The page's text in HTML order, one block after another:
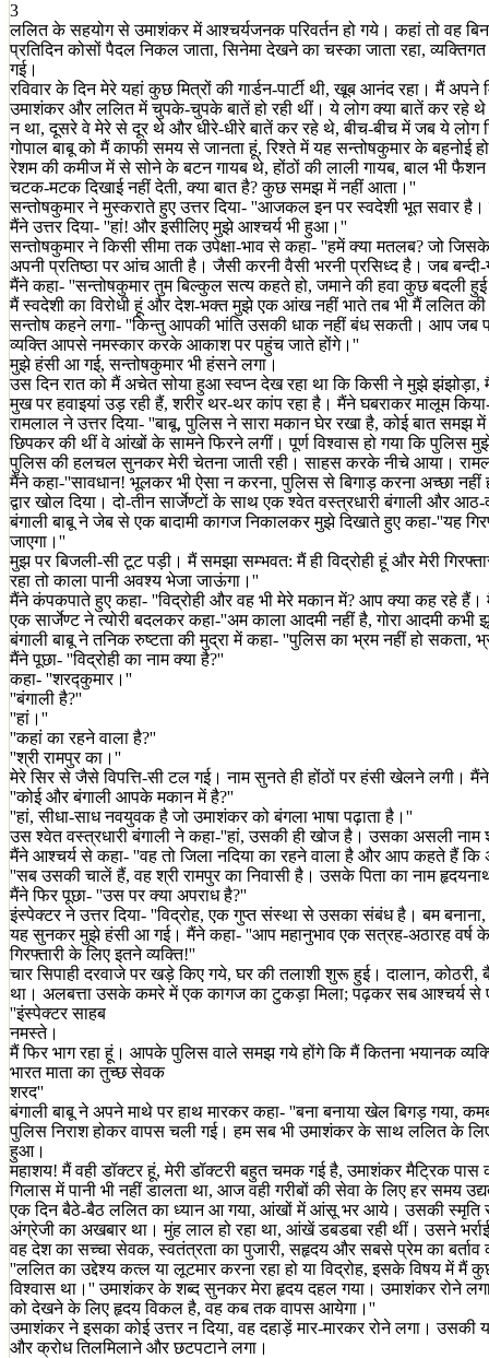
3
ललित के सहयोग से उमाशंकर में आश्चर्यजनक परिवर्तन हो गये। कहां तो वह
प्रतिदिन कोसों पैदल निकल जाता, सिनेमा देखने का चस्का जाता रहा,
गई।
रविवार के दिन मेरे यहां कुछ मित्रों की गार्डन-पार्टी थी, खूब आनंद रहा। मैं
उमाशंकर और ललित में चुपके-चुपके बातें हो रही थीं। ये लोग क्या बातें कर रहे
न था, दूसरे वे मेरे से दूर थे और धीरे-धीरे बातें कर रहे थे, बीच-बीच में जब ये
गोपाल बाबू को मैं काफी समय से जानता हूं, रिश्ते में यह सन्तोषकुमार के
रेशम की कमीज में से सोने के बटन गायब थे, होंठों की लाली गायब, बाल भी
चटक-मटक दिखाई नहीं देती, क्या बात है? कुछ समझ में नहीं आता।''
सन्तोषकुमार ने मुस्कराते हुए उत्तर दिया- ''आजकल इन पर स्वदेशी भूत सवार
मैंने उत्तर दिया- ''हां! और इसीलिए मुझे आश्चर्य भी हुआ।''
सन्तोषकुमार ने किसी सीमा तक उपेक्षा-भाव से कहा- ''हमें क्या मतलब? जो
अपनी प्रतिष्ठा पर आंच आती है। जैसी करनी वैसी भरनी प्रसिध्द है। जब
मैंने कहा- ''सन्तोषकुमार तुम बिल्कुल सत्य कहते हो, जमाने की हवा कुछ बदली
मैं स्वदेशी का विरोधी हूं और देश-भक्त मुझे एक आंख नहीं भाते तब भी मैं ललित
सन्तोष कहने लगा- ''किन्तु आपकी भांति उसकी धाक नहीं बंध सकती। आप जब
व्यक्ति आपसे नमस्कार करके आकाश पर पहुंच जाते होंगे।''
मुझे हंसी आ गई, सन्तोषकुमार भी हंसने लगा।
उस दिन रात को मैं अचेत सोया हुआ स्वप्न देख रहा था कि किसी ने मुझे
मुख पर हवाइयां उड़ रही हैं, शरीर थर-थर कांप रहा है। मैंने घबराकर मालूम
रामलाल ने उत्तर दिया- ''बाबू, पुलिस ने सारा मकान घेर रखा है, कोई बात
छिपकर की थीं वे आंखों के सामने फिरने लगीं। पूर्ण विश्वास हो गया कि पुलिस
पुलिस की हलचल सुनकर मेरी चेतना जाती रही। साहस करके नीचे आया।
मैंने कहा-''सावधान! भूलकर भी ऐसा न करना, पुलिस से बिगाड़ करना अच्छा नहीं
द्वार खोल दिया। दो-तीन सार्जेण्टों के साथ एक श्वेत वस्त्रधारी बंगाली और
बंगाली बाबू ने जेब से एक बादामी कागज निकालकर मुझे दिखाते हुए कहा-''यह
जाएगा।''
मुझ पर बिजली-सी टूट पड़ी। मैं समझा सम्भवत: मैं ही विद्रोही हूं और मेरी
रहा तो काला पानी अवश्य भेजा जाऊंगा।''
मैंने कंपकपाते हुए कहा- ''विद्रोही और वह भी मेरे मकान में? आप क्या कह रहे हैं।
एक सार्जेण्ट ने त्योरी बदलकर कहा-''अम काला आदमी नहीं है, गोरा आदमी
बंगाली बाबू ने तनिक रुष्टता की मुद्रा में कहा- ''पुलिस का भ्रम नहीं हो सकता,
मैंने पूछा- ''विद्रोही का नाम क्या है?''
कहा- ''शरद्कुमार।''
''बंगाली है?''
''हां।''
''कहां का रहने वाला है?''
''श्री रामपुर का।''
मेरे सिर से जैसे विपत्ति-सी टल गई। नाम सुनते ही होंठों पर हंसी खेलने लगी।
''कोई और बंगाली आपके मकान में है?''
''हां, सीधा-साध नवयुवक है जो उमाशंकर को बंगला भाषा पढ़ाता है।''
उस श्वेत वस्त्रधारी बंगाली ने कहा-''हां, उसकी ही खोज है। उसका असली
मैंने आश्चर्य से कहा- ''वह तो जिला नदिया का रहने वाला है और आप कहते हैं कि
''सब उसकी चालें हैं, वह श्री रामपुर का निवासी है। उसके पिता का नाम
मैंने फिर पूछा- ''उस पर क्या अपराध है?''
इंस्पेक्टर ने उत्तर दिया- ''विद्रोह, एक गुप्त संस्था से उसका संबंध है। बम
यह सुनकर मुझे हंसी आ गई। मैंने कहा- ''आप महानुभाव एक सत्रह-अठारह वर्ष के
गिरफ्तारी के लिए इतने व्यक्ति!''
चार सिपाही दरवाजे पर खड़े किए गये, घर की तलाशी शुरू हुई। दालान,
था। अलबत्ता उसके कमरे में एक कागज का टुकड़ा मिला; पढ़कर सब आश्चर्य
''इंस्पेक्टर साहब
नमस्ते।
मैं फिर भाग रहा हूं। आपके पुलिस वाले समझ गये होंगे कि मैं कितना भयानक
भारत माता का तुच्छ सेवक
शरद''
बंगाली बाबू ने अपने माथे पर हाथ मारकर कहा- ''बना बनाया खेल बिगड़ गया,
पुलिस निराश होकर वापस चली गई। हम सब भी उमाशंकर के साथ ललित के
हुआ।
महाशय! मैं वही डॉक्टर हूं, मेरी डॉक्टरी बहुत चमक गई है, उमाशंकर मैट्रिक
गिलास में पानी भी नहीं डालता था, आज वही गरीबों की सेवा के लिए हर समय
एक दिन बैठे-बैठ ललित का ध्यान आ गया, आंखों में आंसू भर आये। उसकी स्मृति
अंग्रेजी का अखबार था। मुंह लाल हो रहा था, आंखें डबडबा रही थीं। उसने
वह देश का सच्चा सेवक, स्वतंत्रता का पुजारी, सहृदय और सबसे प्रेम का बर्ताव
''ललित का उद्देश्य कत्ल या लूटमार करना रहा हो या विद्रोह, इसके विषय में
विश्वास था।'' उमाशंकर के शब्द सुनकर मेरा हृदय दहल गया। उमाशंकर
को देखने के लिए हृदय विकल है, वह कब तक वापस आयेगा।''
उमाशंकर ने इसका कोई उत्तर न दिया, वह दहाड़ें मार-मारकर रोने लगा।
और क्रोध तिलमिलाने और छटपटाने लगा।